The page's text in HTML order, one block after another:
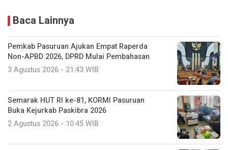
Baca Lainnya
Pemkab Pasuruan Ajukan Empat Raperda
Non-APBD 2026, DPRD Mulai Pembahasan
3 Agustus 2026 - 21:43 WIB
Semarak HUT RI ke-81, KORMI Pasuruan
Buka Kejurkab Paskibra 2026
2 Agustus 2026 - 10:45 WIB